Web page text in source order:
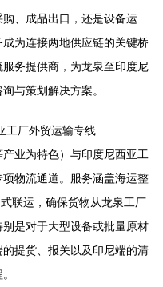
、成品出口，还是设备运
为连接两地供应链的关键桥
务提供商，为龙泉至印度尼
与策划解决方案。
工厂外贸运输专线
业为特色）与印度尼西亚工
物流通道。服务涵盖海运整
联运，确保货物从龙泉工厂
是对于大型设备或批量原材
提货、报关以及印尼端的清